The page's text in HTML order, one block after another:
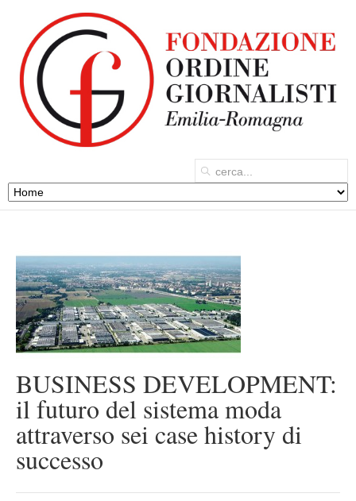
BUSINESS DEVELOPMENT:
il futuro del sistema moda
attraverso sei case history di
successo